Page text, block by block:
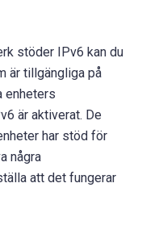
stöder IPv6 kan du
är tillgängliga på
enheters
är aktiverat. De
har stöd för
några
att det fungerar